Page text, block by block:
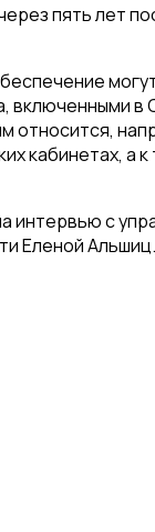
пять лет
включенными
относится,
кабинетах, а
интервью с
Еленой Альшиц.